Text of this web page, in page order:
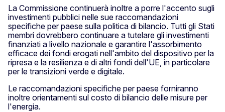
La Commissione continuerà inoltre a porre l'accento sugli
investimenti pubblici nelle sue raccomandazioni
specifiche per paese sulla politica di bilancio. Tutti gli Stati
membri dovrebbero continuare a tutelare gli investimenti
finanziati a livello nazionale e garantire l'assorbimento
efficace dei fondi erogati nell'ambito del dispositivo per la
ripresa e la resilienza e di altri fondi dell'UE, in particolare
per le transizioni verde e digitale.
Le raccomandazioni specifiche per paese forniranno
inoltre orientamenti sul costo di bilancio delle misure per
l'energia.